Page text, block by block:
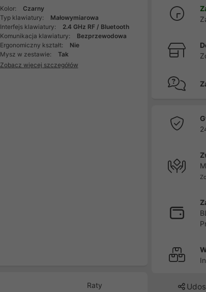
Kolor:
Czarny
Typ klawiatury:
Małowymiarowa
Interfejs klawiatury:
2.4 GHz RF / Bluetooth
Komunikacja klawiatury:
Bezprzewodowa
Ergonomiczny kształt:
Nie
Mysz w zestawie:
Tak
Zobacz więcej szczegółów
Raty